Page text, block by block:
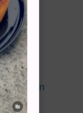
Valentín